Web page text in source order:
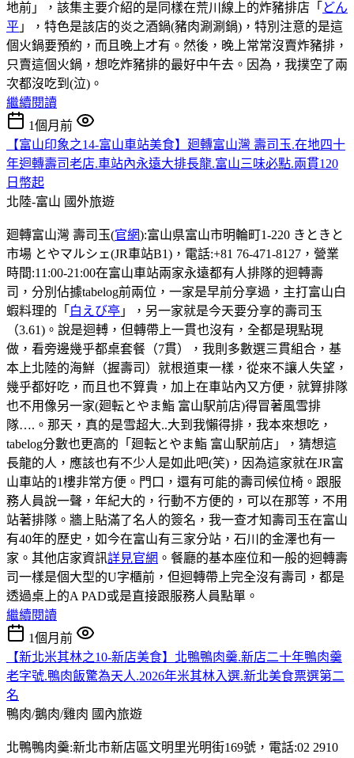
地前」，該集主要介紹的是同樣在荒川線上的炸豬排店「 どん
平 」，特色是該店的炎之酒鍋(豬肉涮涮鍋)，特別注意的是這
個火鍋要預約，而且晚上才有。然後，晚上常常沒賣炸豬排，
只賣這個火鍋，想吃炸豬排的最好中午去。因為，我撲空了兩
次都沒吃到(泣)。
繼續閱讀
1個月前
【富山印象之14-富山車站美食】廻轉富山灣 壽司玉.在地四十
年迴轉壽司老店.車站內永遠大排長龍.富山三味必點.兩貫120
日幣起
北陸-富山 國外旅遊
廻轉富山灣 壽司玉(官網):富山県富山市明輪町1-220 きときと
市場 とやマルシェ(JR車站B1)，電話:+81 76-471-8127，營業
時間:11:00-21:00在富山車站兩家永遠都有人排隊的迴轉壽
司，分別佔據tabelog前兩位，一家是早前分享過，主打富山白
蝦料理的「 白えび亭 」，另一家就是今天要分享的壽司玉
（3.61)。說是迴𨍭，但轉帶上一貫也沒有，全都是現點現
做，看旁邊幾乎都桌套餐（7貫），我則多數選三貫組合，基
本上北陸的海鮮（握壽司）就根道東一樣，從來不讓人失望，
幾乎都好吃，而且也不算貴，加上在車站內又方便，就算排隊
也不用像另一家(廻転とやま鮨 富山駅前店)得冒著風雪排
隊….。那天，真的是雪超大..大到我懶得排，我本來想吃，
tabelog分數也更高的「廻転とやま鮨 富山駅前店」，猜想這
長龍的人，應該也有不少人是如此吧(笑)，因為這家就在JR富
山車站的1樓非常方便。門口，還有可能的壽司候位椅。跟服
務人員說一聲，年紀大的，行動不方便的，可以在那等，不用
站著排隊。牆上貼滿了名人的簽名，我一查才知壽司玉在富山
有40年的歷史，如今在富山有三家分站，石川的金澤也有一
家。其他店家資訊詳見官網 。餐廳的基本座位和一般的迴轉壽
司一樣是個大型的U字櫃前，但迴轉帶上完全沒有壽司，都是
透過桌上的A PAD或是直接跟服務人員點單。
繼續閱讀
1個月前
【新北米其林之10-新店美食】北鴨鴨肉羹.新店二十年鴨肉羹
老字號.鴨肉飯驚為天人.2026年米其林入選.新北美食票選第二
名
鴨肉/鵝肉/雞肉 國內旅遊
北鴨鴨肉羹:新北市新店區文明里光明街169號，電話:02 2910